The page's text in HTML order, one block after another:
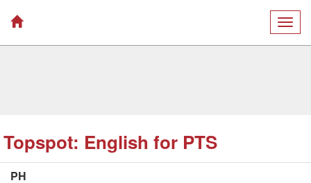
Topspot: English for PTS
PH